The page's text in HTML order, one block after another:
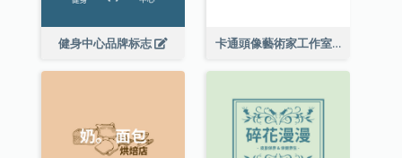
健身中心品牌标志 卡通頭像藝術家工作室標誌